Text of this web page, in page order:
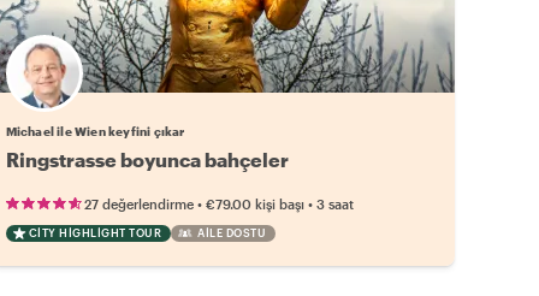
Michael ile Wien keyfini çıkar
Ringstrasse boyunca bahçeler
27 değerlendirme• €79.00 kişi başı• 3 saat
CITY HIGHLIGHT TOUR AILE DOSTU